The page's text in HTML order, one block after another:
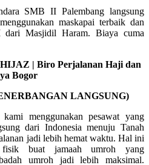
SMB II Palembang langsung
maskapai terbaik dan
Masjidil Haram. Biaya cuma
| Biro Perjalanan Haji dan
Bogor
LANGSUNG)
menggunakan pesawat yang
dari Indonesia menuju Tanah
jadi lebih hemat waktu. Hal ini
fisik buat jamaah umroh yang
umroh jadi lebih maksimal.